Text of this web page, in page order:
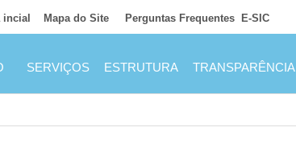
incial Mapa do Site Perguntas Frequentes E-SIC
SERVIÇOS ESTRUTURA TRANSPARÊNCIA